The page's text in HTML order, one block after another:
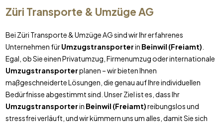
Züri Transporte & Umzüge AG
Bei Züri Transporte & Umzüge AG sind wir Ihr erfahrenes
Unternehmen fürUmzugstransporterin Beinwil (Freiamt)
Egal, ob Sie einen Privatumzug, Firmenumzug oder internationale
Umzugstransporterplanen – wir bieten Ihnen
maßgeschneiderte Lösungen, die genau auf Ihre individuellen
Bedürfnisse abgestimmt sind. Unser Ziel ist es, dass Ihr
Umzugstransporterin Beinwil (Freiamt)reibungslos und
stressfrei verläuft, und wir kümmern uns um alles, damit Sie sich